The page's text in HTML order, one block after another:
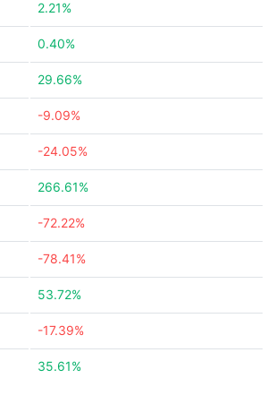
2.21%
0.40%
29.66%
-9.09%
-24.05%
266.61%
-72.22%
-78.41%
53.72%
-17.39%
35.61%